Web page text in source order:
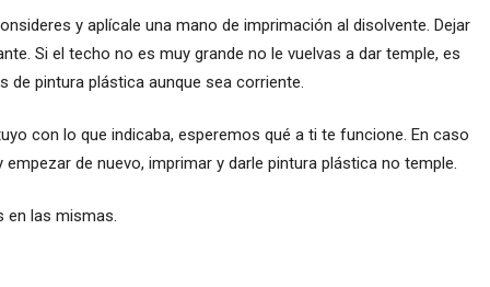
y aplícale una mano de imprimación al disolvente. Dejar
Si el techo no es muy grande no le vuelvas a dar temple, es
de pintura plástica aunque sea corriente.
con lo que indicaba, esperemos qué a ti te funcione. En caso
de nuevo, imprimar y darle pintura plástica no temple.
en las mismas.